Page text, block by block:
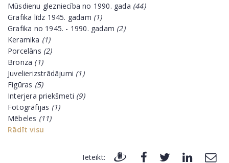
Mūsdienu glezniecība no 1990. gada (44)
Grafika līdz 1945. gadam (1)
Grafika no 1945. - 1990. gadam (2)
Keramika (1)
Porcelāns (2)
Bronza (1)
Juvelierizstrādājumi (1)
Figūras (5)
Interjera priekšmeti (9)
Fotogrāfijas (1)
Mēbeles (11)
Rādīt visu
Ieteikt: